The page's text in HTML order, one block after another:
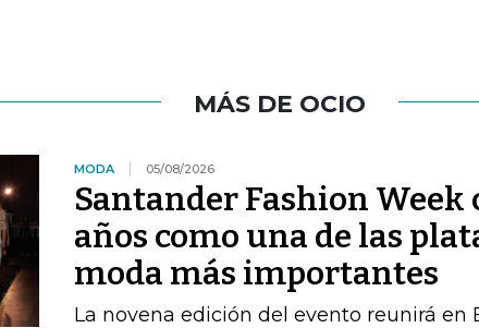
MÁS DE OCIO
MODA 05/08/2026
Santander Fashion Week
años como una de las
moda más importantes
La novena edición del evento reunirá en